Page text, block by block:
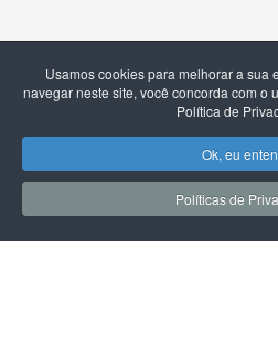
1
Copyright © 2026 Led
Usamos cookies para melhorar a sua
navegar neste site, você concorda com o
Política de
Ok, eu
Políticas de